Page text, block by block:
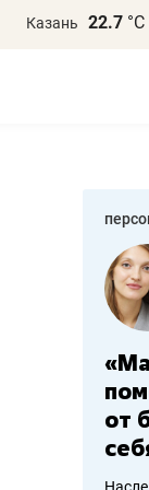
Казань 22.7 °С
от